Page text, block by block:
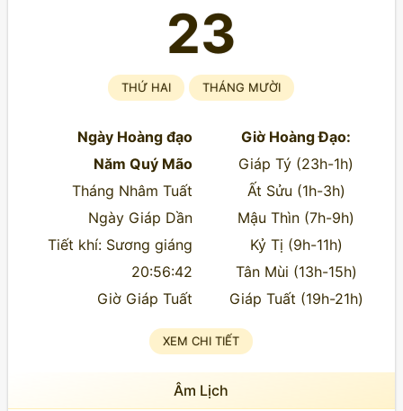
23
THỨ HAI THÁNG MƯỜI
Ngày Hoàng đạo
Năm Quý Mão
Tháng Nhâm Tuất
Ngày Giáp Dần
Tiết khí: Sương giáng
20:56:42
Giờ Giáp Tuất
Giờ Hoàng Đạo:
Giáp Tý (23h-1h)
Ất Sửu (1h-3h)
Mậu Thìn (7h-9h)
Kỷ Tị (9h-11h)
Tân Mùi (13h-15h)
Giáp Tuất (19h-21h)
XEM CHI TIẾT
Âm Lịch